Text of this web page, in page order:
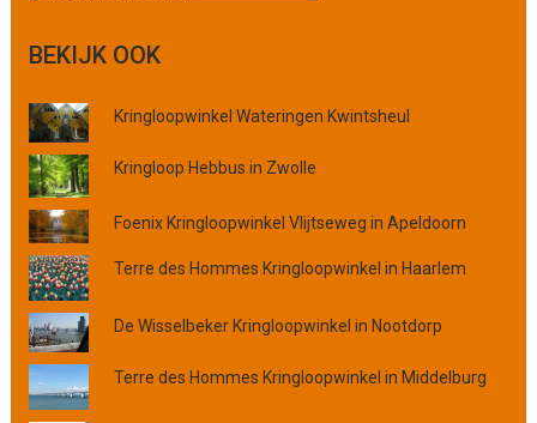
k
p
p
l
a
a
t
s
,
p
r
o
v
BEKIJK OOK
Kringloopwinkel Wateringen Kwintsheul
Kringloop Hebbus in Zwolle
Foenix Kringloopwinkel Vlijtseweg in Apeldoorn
Terre des Hommes Kringloopwinkel in Haarlem
De Wisselbeker Kringloopwinkel in Nootdorp
Terre des Hommes Kringloopwinkel in Middelburg